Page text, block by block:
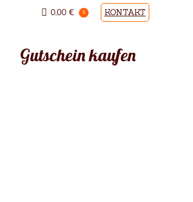
0,00 € 0 KONTAKT
Gutschein kaufen